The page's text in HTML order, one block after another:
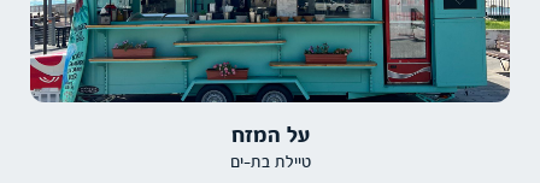
על המזח
טיילת בת-ים